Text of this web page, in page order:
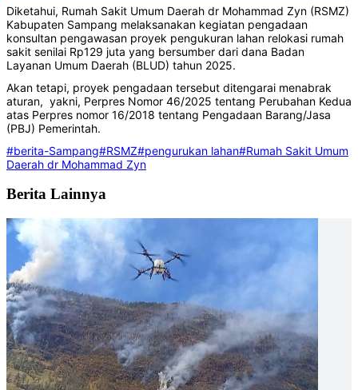
Diketahui, Rumah Sakit Umum Daerah dr Mohammad Zyn (RSMZ)
Kabupaten Sampang melaksanakan kegiatan pengadaan
konsultan pengawasan proyek pengukuran lahan relokasi rumah
sakit senilai Rp129 juta yang bersumber dari dana Badan
Layanan Umum Daerah (BLUD) tahun 2025.
Akan tetapi, proyek pengadaan tersebut ditengarai menabrak
aturan, yakni, Perpres Nomor 46/2025 tentang Perubahan Kedua
atas Perpres nomor 16/2018 tentang Pengadaan Barang/Jasa
(PBJ) Pemerintah.
#berita-Sampang#RSMZ#pengurukan lahan#Rumah Sakit Umum
Daerah dr Mohammad Zyn
Berita Lainnya